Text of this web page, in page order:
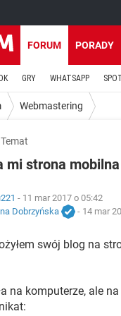
FORUM PORADY
GRY WHATSAPP
Webmastering
mi strona
- 11 mar 2017 o 05:42
Dobrzyńska
- 14 mar
swój blog na
na komputerze, ale